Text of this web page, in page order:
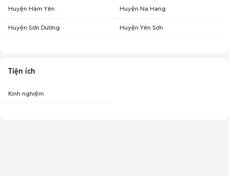
Huyện Hàm Yên Huyện Na Hang
Huyện Sơn Dương Huyện Yên Sơn
Tiện ích
Kinh nghiệm